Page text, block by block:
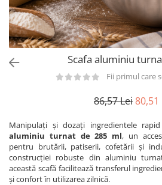
Perii cuptor
Alte accesorii pizza
Tavi,Retine Pizza
Genti pizza
Aparatura Bar
Storcatoare/ Dozatoare suc Fructe
Blender
Mese Inox Cafea
Aparatura Cafea
Aparatura Inghetata
Lopeti Scos Paine
Manusi
Maturi si perii
Scafe
Stante, Cutere
Cutter/razatoare mozarella
Cutter
Feliator
Masini tocat carne
Blender termic/Toaster
Formator hamburger
Aparate de
vidat/Ambalaje/Role/Pungi
Gatit sub Vid
Bain marie, Incalzitoare diverse
Scafa aluminiu
Fii primul care
86,57 Lei80,51
Manipulați și dozați ingredientele
aluminiu turnat de 285 ml, un
pentru brutării, patiserii, cofetării și
construcției robuste din aluminiu
această scafă facilitează transferul
și confort în utilizarea zilnică.